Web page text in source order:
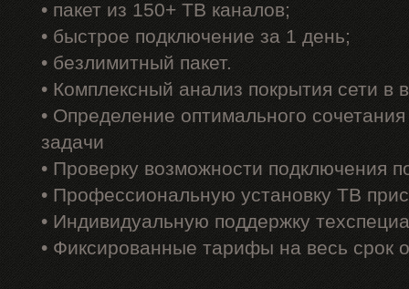
• пакет из 150+ ТВ каналов;
• быстрое подключение за 1 день;
• безлимитный пакет.
• Комплексный анализ покрытия сети в
• Определение оптимального
задачи
• Проверку возможности подключения
• Профессиональную установку ТВ
• Индивидуальную поддержку
• Фиксированные тарифы на весь срок